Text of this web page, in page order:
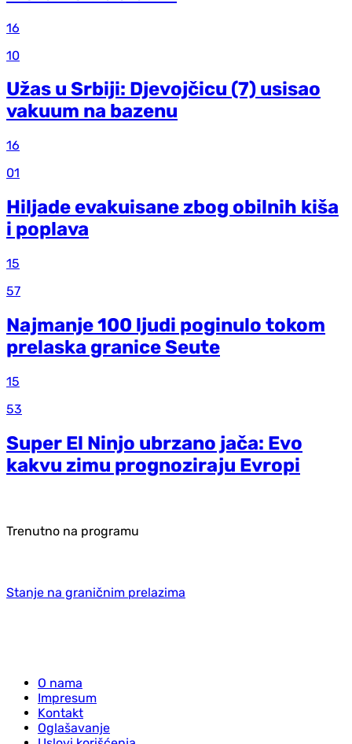
16
10
Užas u Srbiji: Djevojčicu (7) usisao
vakuum na bazenu
16
01
Hiljade evakuisane zbog obilnih kiša
i poplava
15
57
Najmanje 100 ljudi poginulo tokom
prelaska granice Seute
15
53
Super El Ninjo ubrzano jača: Evo
kakvu zimu prognoziraju Evropi
Trenutno na programu
Stanje na graničnim prelazima
O nama
Impresum
Kontakt
Oglašavanje